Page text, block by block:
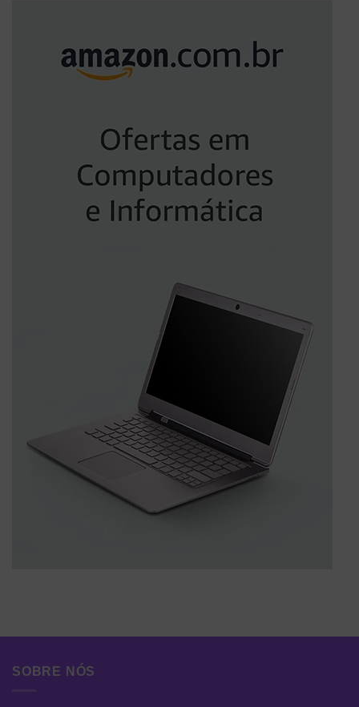
SOBRE NÓS